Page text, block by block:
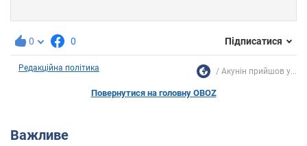
0 0 Підписатися
Редакційна політика Акунін прийшов у...
Повернутися на головну OBOZ
Важливе